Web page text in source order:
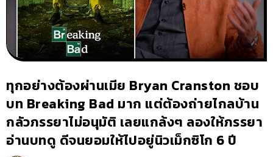
ทุกอย่างต้องผ่านเมีย Bryan Cranston ชอบ
บท Breaking Bad มาก แต่ต้องถ่ายไกลบ้าน
กลัวภรรยาไม่อนุมัติ เลยแกล้งๆ ลองให้ภรรยา
อ่านบทดู ดีจนยอมให้ไปอยู่นิวเม็กซิโก 6 ปี